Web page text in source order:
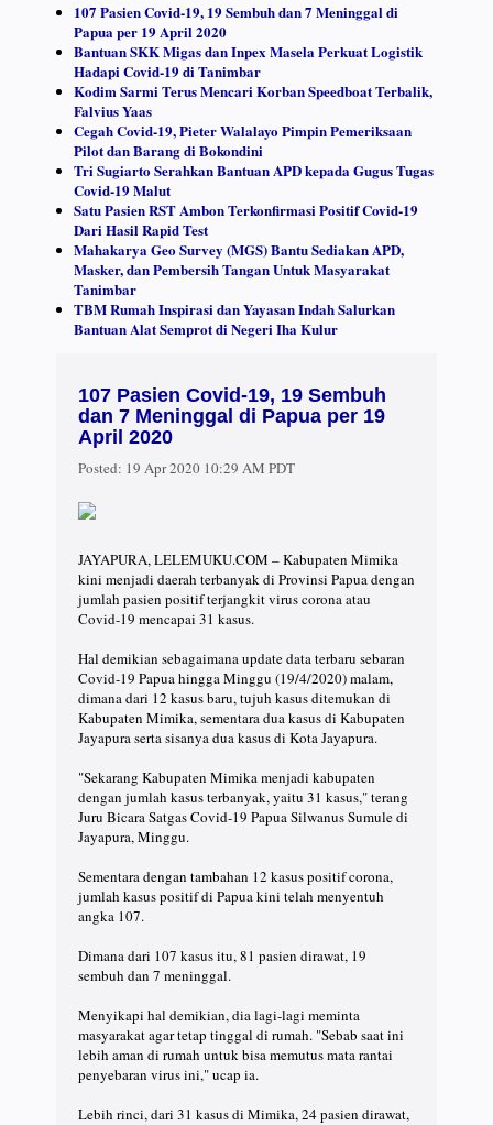
107 Pasien Covid-19, 19 Sembuh dan 7 Meninggal di
Papua per 19 April 2020
Bantuan SKK Migas dan Inpex Masela Perkuat Logistik
Hadapi Covid-19 di Tanimbar
Kodim Sarmi Terus Mencari Korban Speedboat Terbalik,
Falvius Yaas
Cegah Covid-19, Pieter Walalayo Pimpin Pemeriksaan
Pilot dan Barang di Bokondini
Tri Sugiarto Serahkan Bantuan APD kepada Gugus Tugas
Covid-19 Malut
Satu Pasien RST Ambon Terkonfirmasi Positif Covid-19
Dari Hasil Rapid Test
Mahakarya Geo Survey (MGS) Bantu Sediakan APD,
Masker, dan Pembersih Tangan Untuk Masyarakat
Tanimbar
TBM Rumah Inspirasi dan Yayasan Indah Salurkan
Bantuan Alat Semprot di Negeri Iha Kulur
107 Pasien Covid-19, 19 Sembuh
dan 7 Meninggal di Papua per 19
April 2020
Posted: 19 Apr 2020 10:29 AM PDT
JAYAPURA, LELEMUKU.COM – Kabupaten Mimika
kini menjadi daerah terbanyak di Provinsi Papua dengan
jumlah pasien positif terjangkit virus corona atau
Covid-19 mencapai 31 kasus.⠀
Hal demikian sebagaimana update data terbaru sebaran
Covid-19 Papua hingga Minggu (19/4/2020) malam,
dimana dari 12 kasus baru, tujuh kasus ditemukan di
Kabupaten Mimika, sementara dua kasus di Kabupaten
Jayapura serta sisanya dua kasus di Kota Jayapura.⠀
"Sekarang Kabupaten Mimika menjadi kabupaten
dengan jumlah kasus terbanyak, yaitu 31 kasus," terang
Juru Bicara Satgas Covid-19 Papua Silwanus Sumule di
Jayapura, Minggu.⠀
Sementara dengan tambahan 12 kasus positif corona,
jumlah kasus positif di Papua kini telah menyentuh
angka 107.⠀
Dimana dari 107 kasus itu, 81 pasien dirawat, 19
sembuh dan 7 meninggal. ⠀
Menyikapi hal demikian, dia lagi-lagi meminta
masyarakat agar tetap tinggal di rumah. "Sebab saat ini
lebih aman di rumah untuk bisa memutus mata rantai
penyebaran virus ini," ucap ia.⠀
Lebih rinci, dari 31 kasus di Mimika, 24 pasien dirawat,